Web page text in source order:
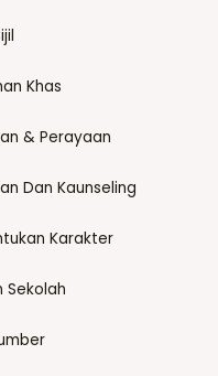
Khas
& Perayaan
Dan Kaunseling
Karakter
Sekolah